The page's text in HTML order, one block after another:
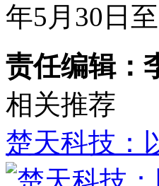
年5月30日
责任编辑：
相关推荐
楚天科技：